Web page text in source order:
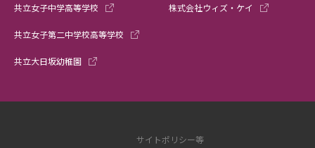
共立女子中学高等学校
共立女子第二中学校高等学校
共立大日坂幼稚園
株式会社ウィズ・ケイ
サイトポリシー等